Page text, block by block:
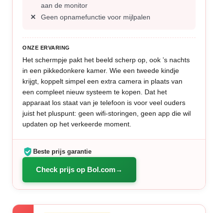
aan de monitor
Geen opnamefunctie voor mijlpalen
ONZE ERVARING
Het schermpje pakt het beeld scherp op, ook ’s nachts
in een pikkedonkere kamer. Wie een tweede kindje
krijgt, koppelt simpel een extra camera in plaats van
een compleet nieuw systeem te kopen. Dat het
apparaat los staat van je telefoon is voor veel ouders
juist het pluspunt: geen wifi-storingen, geen app die wil
updaten op het verkeerde moment.
Beste prijs garantie
Check prijs op Bol.com